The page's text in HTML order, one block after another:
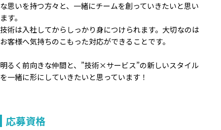
な思いを持つ方々と、一緒にチームを創っていきたいと思い
ます。
技術は入社してからしっかり身につけられます。大切なのは
お客様へ気持ちのこもった対応ができることです。
明るく前向きな仲間と、”技術×サービス”の新しいスタイル
を一緒に形にしていきたいと思っています！
応募資格